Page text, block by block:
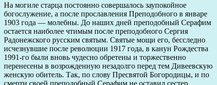
На могиле старца постоянно совершалось заупокойное
богослужение, а после прославления Преподобного в январе
1903 года — молебны. До наших дней преподобный Серафим
остается наиболее чтимым после преподобного Сергия
Радонежского русским святым. Святые мощи его, бесследно
исчезнувшие после революции 1917 года, в канун Рождества
1991-го были вновь чудесно обретены и торжественно
перенесены в возрожденную незадолго перед тем Дивеевскую
женскую обитель. Так, по слову Пресвятой Богородицы, и по
смерти своей преподобный Серафим не оставил сестер